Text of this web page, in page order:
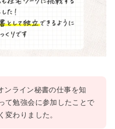
ンライン秘書の仕事を知
て勉強会に参加したことで
変わりました。